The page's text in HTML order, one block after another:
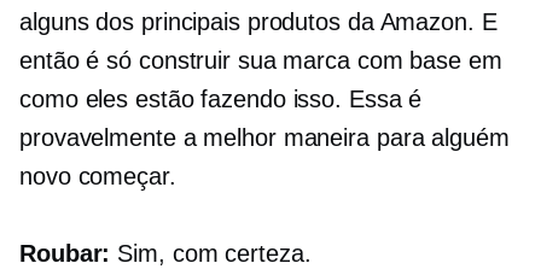
alguns dos principais produtos da Amazon. E
então é só construir sua marca com base em
como eles estão fazendo isso. Essa é
provavelmente a melhor maneira para alguém
novo começar.
Roubar: Sim, com certeza.